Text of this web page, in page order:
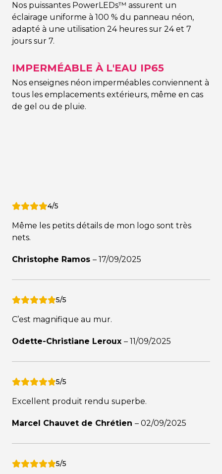
Nos puissantes PowerLEDs™ assurent un
éclairage uniforme à 100 % du panneau néon,
adapté à une utilisation 24 heures sur 24 et 7
jours sur 7.
IMPERMÉABLE À L'EAU IP65
Nos enseignes néon imperméables conviennent à
tous les emplacements extérieurs, même en cas
de gel ou de pluie.
4/5
Même les petits détails de mon logo sont très
nets.
Christophe Ramos – 17/09/2025
5/5
C’est magnifique au mur.
Odette-Christiane Leroux – 11/09/2025
5/5
Excellent produit rendu superbe.
Marcel Chauvet de Chrétien – 02/09/2025
5/5